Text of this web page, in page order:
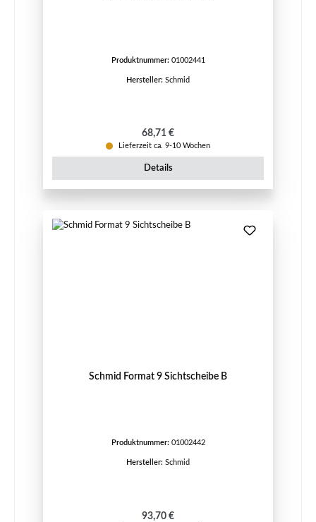
Produktnummer: 01002441
Hersteller: Schmid
Regulärer Preis:
68,71 €
Lieferzeit ca. 9-10 Wochen
Details
Schmid Format 9 Sichtscheibe B
Produktnummer: 01002442
Hersteller: Schmid
Regulärer Preis:
93,70 €